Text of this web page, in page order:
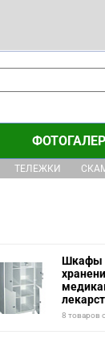
ТЕЛЕЖКИ
Шкафы
8 товаров